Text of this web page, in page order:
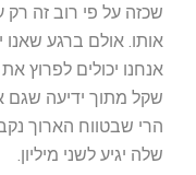
שכזה על פי רוב זה רק
אותו. אולם ברגע שאנו
אנחנו יכולים לפרוץ
שקל מתוך ידיעה שגם
הרי שבטווח הארוך
שלה יגיע לשני מיליון.